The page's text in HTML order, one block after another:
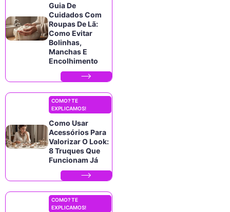
Guia De
Cuidados Com
Roupas De Lã:
Como Evitar
Bolinhas,
Manchas E
Encolhimento
COMO? TE
EXPLICAMOS!
Como Usar
Acessórios Para
Valorizar O Look:
8 Truques Que
Funcionam Já
COMO? TE
EXPLICAMOS!